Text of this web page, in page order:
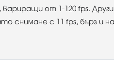
от 1-120 fps.
снимане с 11 fps, бърз